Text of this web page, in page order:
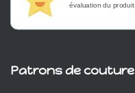
évaluation du produit
Patrons de couture